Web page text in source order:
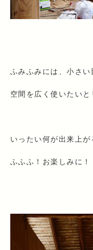
ふみふみには、小さ
空間を広く使いたいと
いったい何が出来上が
ふふふ！お楽しみに！